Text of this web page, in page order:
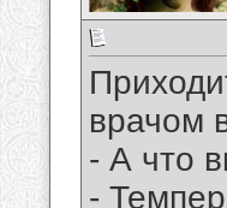
врачом
- А что
-